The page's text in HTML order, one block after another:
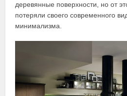
деревянные поверхности, но от
потеряли своего современного
минимализма.